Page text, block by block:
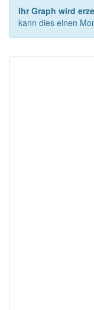
Ihr Graph wird
kann dies einen